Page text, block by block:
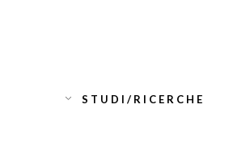
STUDI/RICERCHE